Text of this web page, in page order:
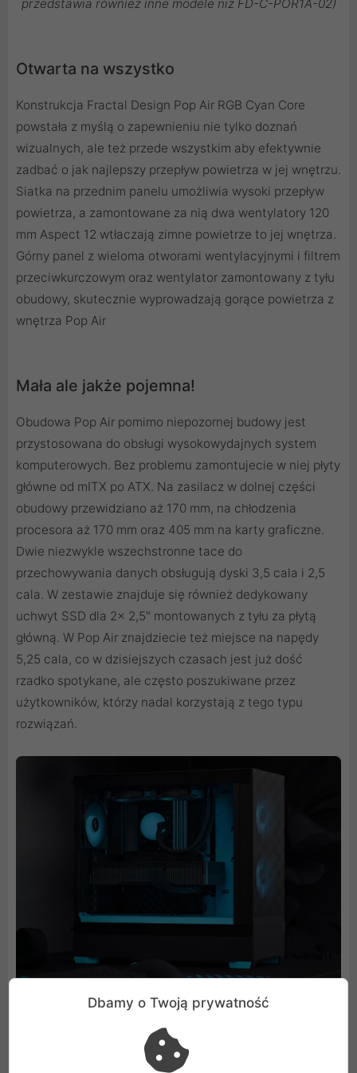
przedstawia również inne modele niż FD-C-POR1A-02)
Otwarta na wszystko
Konstrukcja Fractal Design Pop Air RGB Cyan Core
powstała z myślą o zapewnieniu nie tylko doznań
wizualnych, ale też przede wszystkim aby efektywnie
zadbać o jak najlepszy przepływ powietrza w jej wnętrzu.
Siatka na przednim panelu umożliwia wysoki przepływ
powietrza, a zamontowane za nią dwa wentylatory 120
mm Aspect 12 wtłaczają zimne powietrze to jej wnętrza.
Górny panel z wieloma otworami wentylacyjnymi i filtrem
przeciwkurczowym oraz wentylator zamontowany z tyłu
obudowy, skutecznie wyprowadzają gorące powietrza z
wnętrza Pop Air
Mała ale jakże pojemna!
Obudowa Pop Air pomimo niepozornej budowy jest
przystosowana do obsługi wysokowydajnych system
komputerowych. Bez problemu zamontujecie w niej płyty
główne od mITX po ATX. Na zasilacz w dolnej części
obudowy przewidziano aż 170 mm, na chłodzenia
procesora aż 170 mm oraz 405 mm na karty graficzne.
Dwie niezwykle wszechstronne tace do
przechowywania danych obsługują dyski 3,5 cala i 2,5
cala. W zestawie znajduje się również dedykowany
uchwyt SSD dla 2x 2,5" montowanych z tyłu za płytą
główną. W Pop Air znajdziecie też miejsce na napędy
5,25 cala, co w dzisiejszych czasach jest już dość
rzadko spotykane, ale często poszukiwane przez
użytkowników, którzy nadal korzystają z tego typu
rozwiązań.
Dbamy o Twoją prywatność